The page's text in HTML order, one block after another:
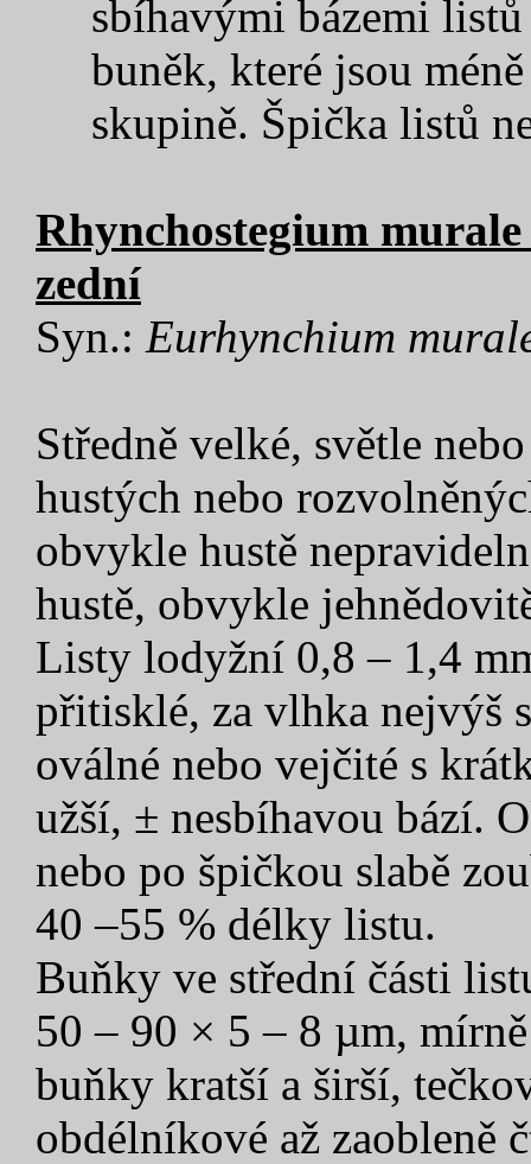
sbíhavými bázemi
buněk, které jsou
skupině. Špička listů
Rhynchostegium
zední
Syn.: Eurhynchium
Středně velké, světle
hustých nebo
obvykle hustě
hustě, obvykle
Listy lodyžní 0,8 – 1,4
přitisklé, za vlhka nejvýš
oválné nebo vejčité s
užší, ± nesbíhavou bází.
nebo po špičkou slabě
40 –55 % délky listu.
Buňky ve střední části
50 – 90 × 5 – 8 µm,
buňky kratší a širší,
obdélníkové až zaobleně